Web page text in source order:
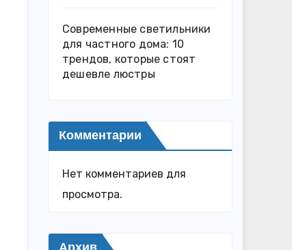
Современные светильники
для частного дома: 10
трендов, которые стоят
дешевле люстры
Комментарии
Нет комментариев для
просмотра.